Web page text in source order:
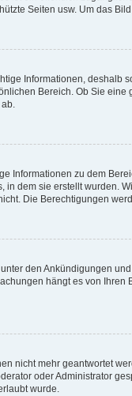
Seiten usw. Um das
Informationen, deshalb
Bereich. Ob Sie
Informationen zu dem
in dem sie erstellt wurden.
Die Berechtigungen
den Ankündigungen
hängt es von
nicht mehr geantwortet
oder Administrator
wurde.